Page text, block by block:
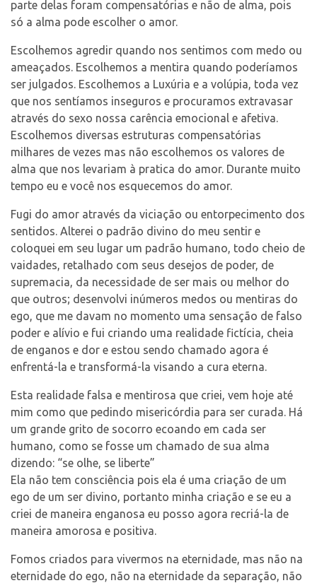
parte delas foram compensatórias e não de alma, pois
só a alma pode escolher o amor.
Escolhemos agredir quando nos sentimos com medo ou
ameaçados. Escolhemos a mentira quando poderíamos
ser julgados. Escolhemos a Luxúria e a volúpia, toda vez
que nos sentíamos inseguros e procuramos extravasar
através do sexo nossa carência emocional e afetiva.
Escolhemos diversas estruturas compensatórias
milhares de vezes mas não escolhemos os valores de
alma que nos levariam à pratica do amor. Durante muito
tempo eu e você nos esquecemos do amor.
Fugi do amor através da viciação ou entorpecimento dos
sentidos. Alterei o padrão divino do meu sentir e
coloquei em seu lugar um padrão humano, todo cheio de
vaidades, retalhado com seus desejos de poder, de
supremacia, da necessidade de ser mais ou melhor do
que outros; desenvolvi inúmeros medos ou mentiras do
ego, que me davam no momento uma sensação de falso
poder e alívio e fui criando uma realidade fictícia, cheia
de enganos e dor e estou sendo chamado agora é
enfrentá-la e transformá-la visando a cura eterna.
Esta realidade falsa e mentirosa que criei, vem hoje até
mim como que pedindo misericórdia para ser curada. Há
um grande grito de socorro ecoando em cada ser
humano, como se fosse um chamado de sua alma
dizendo: “se olhe, se liberte”
Ela não tem consciência pois ela é uma criação de um
ego de um ser divino, portanto minha criação e se eu a
criei de maneira enganosa eu posso agora recriá-la de
maneira amorosa e positiva.
Fomos criados para vivermos na eternidade, mas não na
eternidade do ego, não na eternidade da separação, não